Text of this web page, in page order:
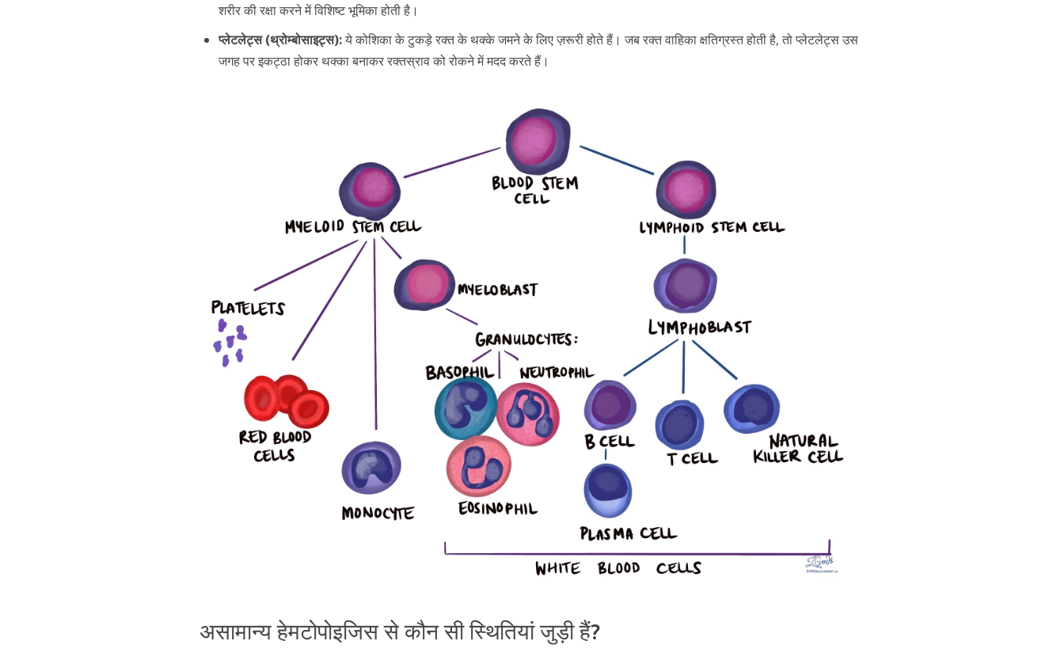
शरीर की रक्षा करने में विशिष्ट भूमिका होती है।
प्लेटलेट्स (थ्रोम्बोसाइट्स):ये कोशिका के टुकड़े रक्त के थक्के जमने के लिए ज़रूरी होते हैं। जब रक्त वाहिका क्षतिग्रस्त होती है, तो प्लेटलेट्स उस
जगह पर इकट्ठा होकर थक्का बनाकर रक्तस्राव को रोकने में मदद करते हैं।
असामान्य हेमटोपोइजिस से कौन सी स्थितियां जुड़ी हैं?